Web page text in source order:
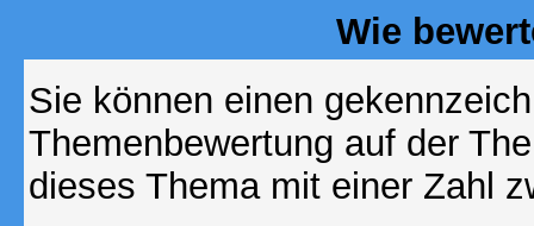
Wie
Sie können einen
Themenbewertung auf der
dieses Thema mit einer Zahl